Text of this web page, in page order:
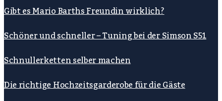
Gibt es Mario Barths Freundin wirklich?
Schöner und schneller – Tuning bei der Simson S51
Schnullerketten selber machen
Die richtige Hochzeitsgarderobe für die Gäste